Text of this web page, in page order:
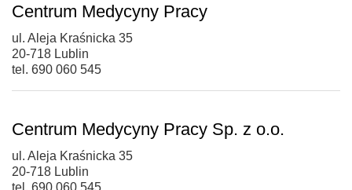
Centrum Medycyny Pracy
ul. Aleja Kraśnicka 35
20-718 Lublin
tel. 690 060 545
Centrum Medycyny Pracy Sp. z o.o.
ul. Aleja Kraśnicka 35
20-718 Lublin
tel. 690 060 545